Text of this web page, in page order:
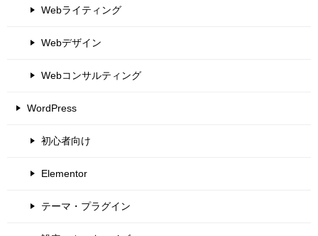
Webライティング
Webデザイン
Webコンサルティング
WordPress
初心者向け
Elementor
テーマ・プラグイン